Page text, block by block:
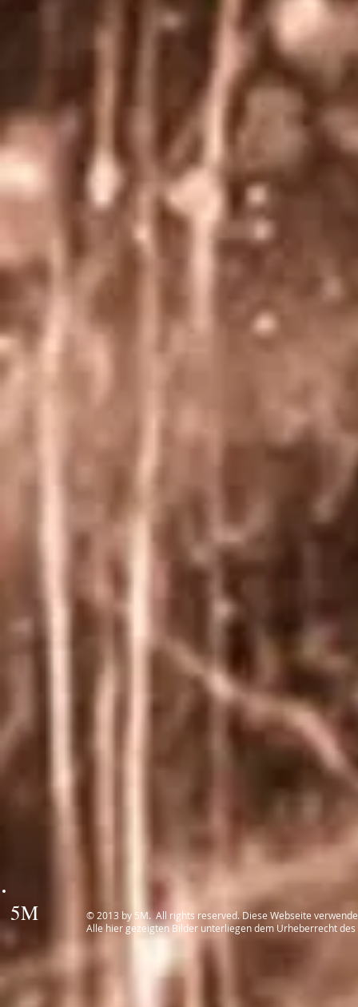
5M
© 2013 by 5M. All rights reserved. Diese Webseite
Alle hier gezeigten Bilder unterliegen dem Urheberrecht